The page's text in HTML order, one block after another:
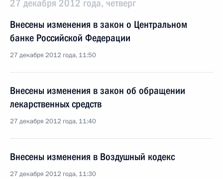
27 декабря 2012 года, четверг
Внесены изменения в закон о Центральном
банке Российской Федерации
27 декабря 2012 года, 11:50
Внесены изменения в закон об обращении
лекарственных средств
27 декабря 2012 года, 11:40
Внесены изменения в Воздушный кодекс
27 декабря 2012 года, 11:30